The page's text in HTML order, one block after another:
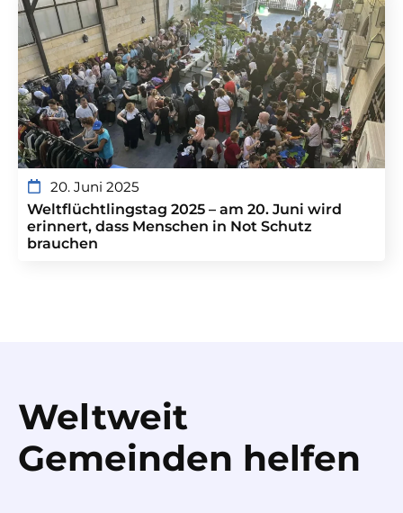
20. Juni 2025
Weltflüchtlingstag 2025 – am 20. Juni wird
erinnert, dass Menschen in Not Schutz
brauchen
Weltweit
Gemeinden helfen